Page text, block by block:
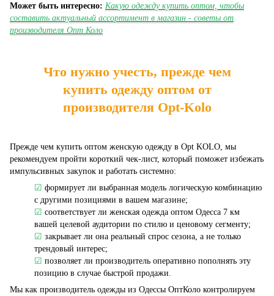
Может быть интересно: Какую одежду купить оптом, чтобы
составить актуальный ассортимент в магазин - советы от
производителя Опт Коло
Что нужно учесть, прежде чем
купить одежду оптом от
производителя Opt-Kolo
Прежде чем купить оптом женскую одежду в Opt KOLO, мы
рекомендуем пройти короткий чек-лист, который поможет избежать
импульсивных закупок и работать системно:
☑ формирует ли выбранная модель логическую комбинацию
с другими позициями в вашем магазине;
☑ соответствует ли женская одежда оптом Одесса 7 км
вашей целевой аудитории по стилю и ценовому сегменту;
☑ закрывает ли она реальный спрос сезона, а не только
трендовый интерес;
☑ позволяет ли производитель оперативно пополнять эту
позицию в случае быстрой продажи.
Мы как производитель одежды из Одессы ОптКоло контролируем